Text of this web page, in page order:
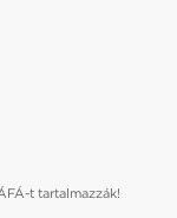
t tartalmazzák!